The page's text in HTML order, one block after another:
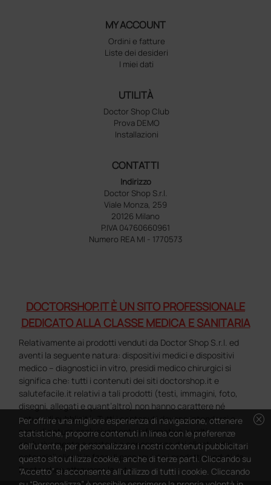
MY ACCOUNT
Ordini e fatture
Liste dei desideri
I miei dati
UTILITÀ
Doctor Shop Club
Prova DEMO
Installazioni
CONTATTI
Indirizzo
Doctor Shop S.r.l.
Viale Monza, 259
20126 Milano
P.IVA 04760660961
Numero REA MI - 1770573
DOCTORSHOP.IT È UN SITO PROFESSIONALE
DEDICATO ALLA CLASSE MEDICA E SANITARIA
Relativamente ai prodotti venduti da Doctor Shop S.r.l. ed
aventi la seguente natura: dispositivi medici e dispositivi
medico – diagnostici in vitro, presidi medico chirurgici si
significa che: tutti i contenuti dei siti doctorshop.it e
salutefacile.it relativi a tali prodotti (testi, immagini, foto,
disegni, allegati e quant’altro) non hanno carattere né
natura di pubblicità. Tutti i contenuti devono intendersi e
sono di natura esclusivamente informativa e volti
esclusivamente a portare a conoscenza dei clienti e dei
potenziali clienti in fase di preacquisto i prodotti venduti da
Doctorshop attraverso la rete.
cancel
Per offrire una migliore esperienza di navigazione, ottenere
statistiche, proporre contenuti in linea con le preferenze
dell'utente, per personalizzare i nostri contenuti pubblicitari
questo sito utilizza cookie, anche di terze parti. Cliccando su
“Accetto” si acconsente all'utilizzo di tutti i cookie. Cliccando